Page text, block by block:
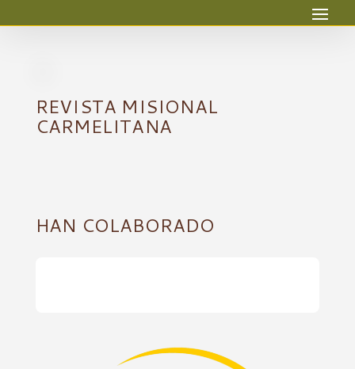
REVISTA MISIONAL
CARMELITANA
HAN COLABORADO